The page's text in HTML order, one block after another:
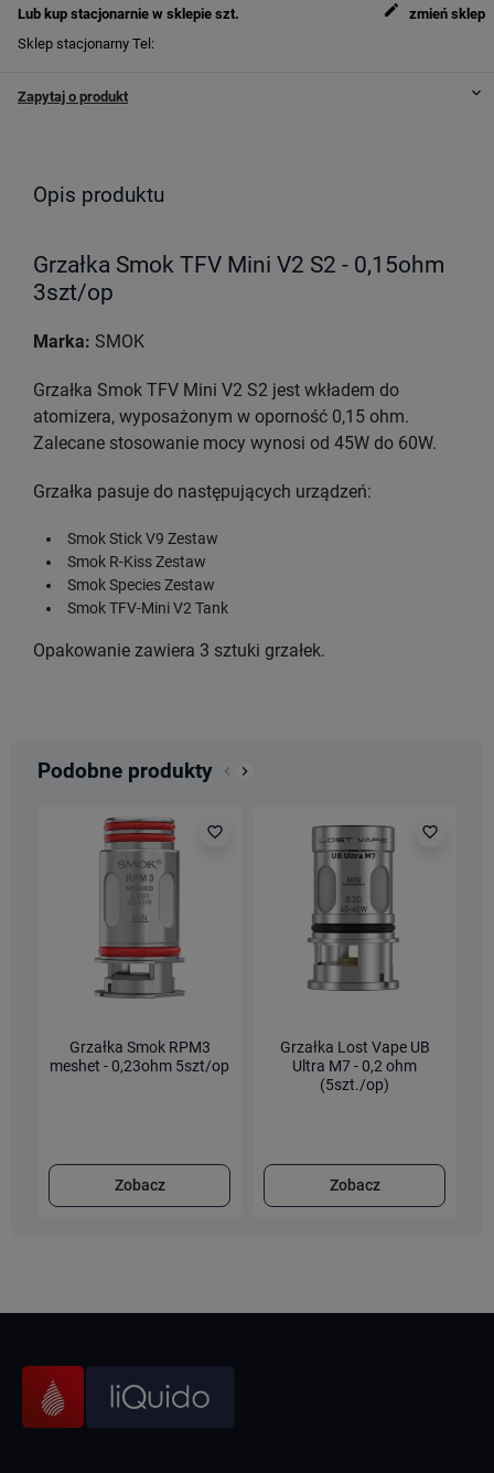
Lub kup stacjonarnie w sklepie szt. edit
zmień sklep
Sklep stacjonarny Tel:
Zapytaj o produkt keyboard_arrow_down
Opis produktu
Grzałka Smok TFV Mini V2 S2 - 0,15ohm
3szt/op
Marka: SMOK
Grzałka Smok TFV Mini V2 S2 jest wkładem do
atomizera, wyposażonym w oporność 0,15 ohm.
Zalecane stosowanie mocy wynosi od 45W do 60W.
Grzałka pasuje do następujących urządzeń:
Smok Stick V9 Zestaw
Smok R-Kiss Zestaw
Smok Species Zestaw
Smok TFV-Mini V2 Tank
Opakowanie zawiera 3 sztuki grzałek.
Podobne produkty Poprzedni
keyboard_arrow_left
Następny
keyboard_arrow_right
favorite_border
Grzałka Smok RPM3
meshet - 0,23ohm 5szt/op
Zobacz
favorite_border
Grzałka Lost Vape UB
Ultra M7 - 0,2 ohm
(5szt./op)
Zobacz